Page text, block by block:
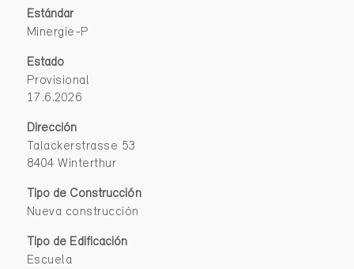
Estándar
Minergie-P
Estado
Provisional
17.6.2026
Dirección
Talackerstrasse 53
8404 Winterthur
Tipo de Construcción
Nueva construcción
Tipo de Edificación
Escuela